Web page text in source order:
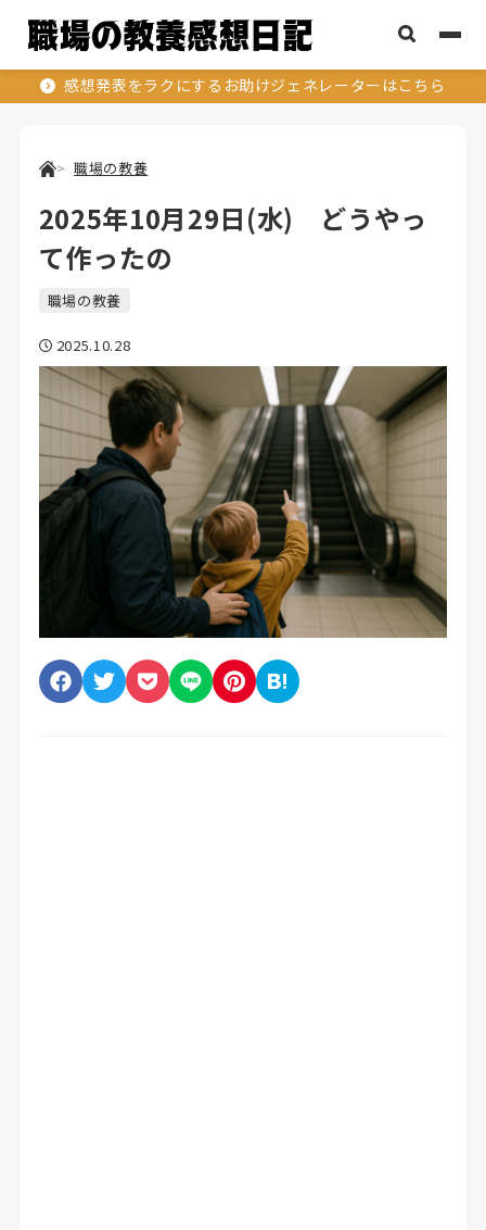
感想発表をラクにするお助けジェネレーターはこちら
職場の教養
2025年10月29日(水) どうやっ
て作ったの
職場の教養
2025.10.28